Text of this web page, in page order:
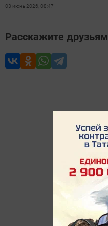
03 июнь 2026, 08:47
Расскажите друзьям